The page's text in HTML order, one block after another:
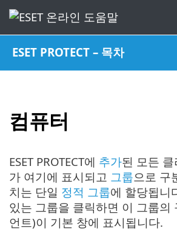
ESET PROTECT – 목차
컴퓨터
ESET PROTECT에 추가된 모든
가 여기에 표시되고 그룹으로 구
치는 단일 정적 그룹에 할당됩니
있는 그룹을 클릭하면 이 그룹의
언트)이 기본 창에 표시됩니다.